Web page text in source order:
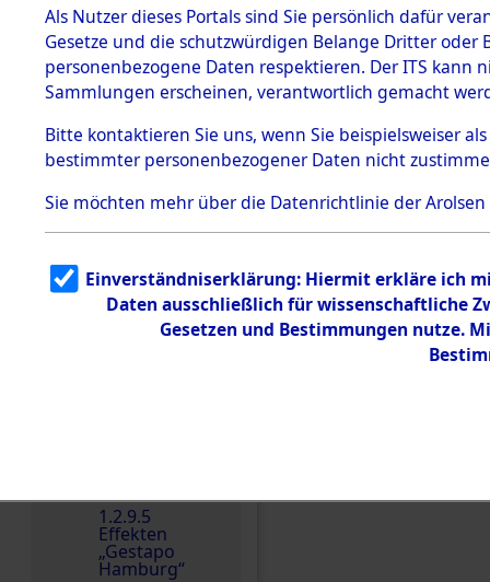
Effekten
1.2.9.1
Effekten aus
dem KZ
Dachau
1.2.9.2
Effekten aus
dem KZ
Bayerisches
Dokument
e
1.2.9.5
Effekten
„Gestapo
Hamburg“
Einen Kommentar
Als Nutzer dieses Portals sind Sie persönlich dafür
Gesetze und die schutzwürdigen Belange Dritter
personenbezogene Daten respektieren. Der ITS
Sammlungen erscheinen, verantwortlich gemacht
Bitte kontaktieren Sie uns, wenn Sie beispielsweiser
bestimmter personenbezogener Daten nicht
Sie möchten mehr über die Datenrichtlinie der Arolsen
Einverständniserklärung: Hiermit erkläre ich
Daten ausschließlich für wissenschaftliche
Gesetzen und Bestimmungen nutze.